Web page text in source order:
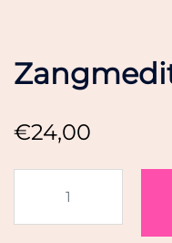
€24,00